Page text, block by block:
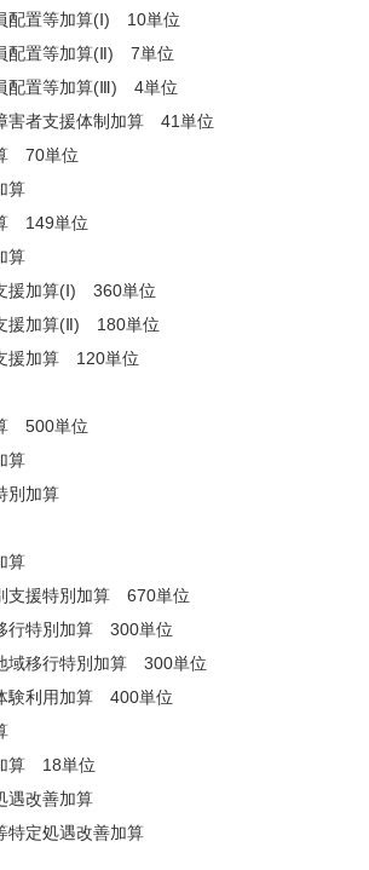
置等加算(Ⅰ) 10単位
配置等加算(Ⅱ) 7単位
配置等加算(Ⅲ) 4単位
害者支援体制加算 41単位
70単位
算
149単位
算
援加算(Ⅰ) 360単位
援加算(Ⅱ) 180単位
援加算 120単位
500単位
算
別加算
算
支援特別加算 670単位
行特別加算 300単位
域移行特別加算 300単位
験利用加算 400単位
算 18単位
遇改善加算
特定処遇改善加算